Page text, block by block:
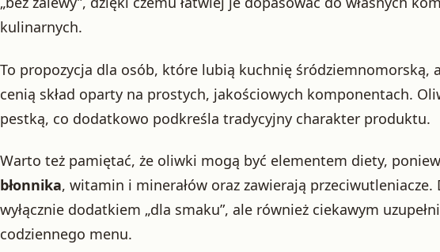
kulinarnych.
To propozycja dla osób, które lubią kuchnię śródziemnomorską,
cenią skład oparty na prostych, jakościowych komponentach.
pestką, co dodatkowo podkreśla tradycyjny charakter produktu.
Warto też pamiętać, że oliwki mogą być elementem diety,
błonnika, witamin i minerałów oraz zawierają przeciwutleniacze.
wyłącznie dodatkiem „dla smaku”, ale również ciekawym
codziennego menu.